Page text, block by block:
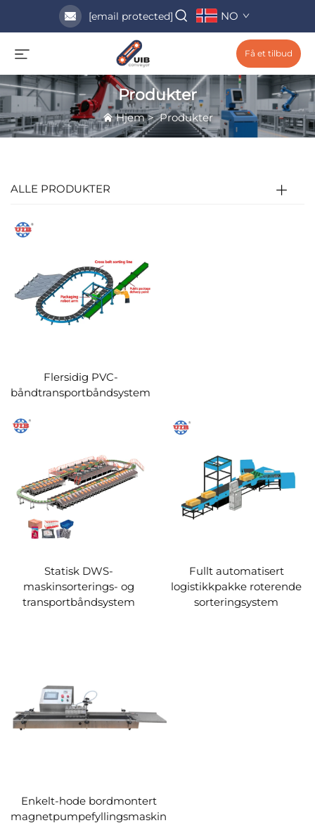
[email protected] NO
Få et tilbud
Produkter
Hjem>Produkter
ALLE PRODUKTER
Flersidig PVC-
båndtransportbåndsystem
Statisk DWS-
maskinsorterings- og
transportbåndsystem
Fullt automatisert
logistikkpakke roterende
sorteringsystem
Enkelt-hode bordmontert
magnetpumpefyllingsmaskin